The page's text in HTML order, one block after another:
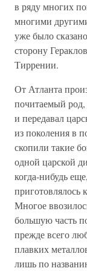
в ряду многих
многими
уже было
сторону
Тиррении.
От Атланта
почитаемый
и передавал
из поколения в
скопили такие
одной царской
когда-нибудь
приготовлялось
Многое
большую часть
прежде всего
плавких
лишь по